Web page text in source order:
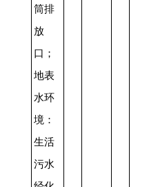
筒排
放
口；
地表
水环
境：
生活
污水